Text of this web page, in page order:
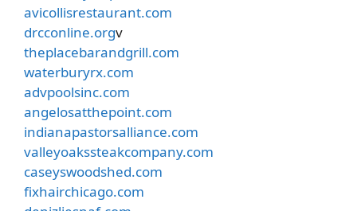
avicollisrestaurant.com
drcconline.orgv
theplacebarandgrill.com
waterburyrx.com
advpoolsinc.com
angelosatthepoint.com
indianapastorsalliance.com
valleyoakssteakcompany.com
caseyswoodshed.com
fixhairchicago.com